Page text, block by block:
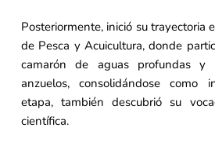
Posteriormente, inició su trayectoria
de Pesca y Acuicultura, donde
camarón de aguas profundas
anzuelos, consolidándose como
etapa, también descubrió su
científica.